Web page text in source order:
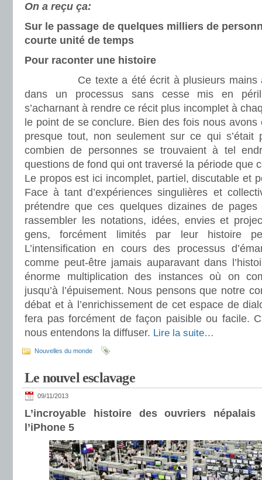
On a reçu ça:
Sur le passage de quelques milliers de
courte unité de temps
Pour raconter une histoire
Ce texte a été écrit à plusieurs mains au
dans un processus sans cesse mis en
s’acharnant à rendre ce récit plus incomplet à
le point de se conclure. Bien des fois nous
presque tout, non seulement sur ce qui s’était
combien de personnes se trouvaient à tel
questions de fond qui ont traversé la période que
Le propos est ici incomplet, partiel, discutable et
Face à tant d’expériences singulières et
prétendre que ces quelques dizaines de
rassembler les notations, idées, envies et
gens, forcément limités par leur histoire
L’intensification en cours des processus
comme peut-être jamais auparavant dans
énorme multiplication des instances où on
jusqu’à l’épuisement. Nous pensons que notre
débat et à l’enrichissement de cet espace de
fera pas forcément de façon paisible ou facile.
nous entendons la diffuser. Lire la suite…
Nouvelles du monde
Le nouvel esclavage
09/11/2013
L’incroyable histoire des ouvriers
l’iPhone 5